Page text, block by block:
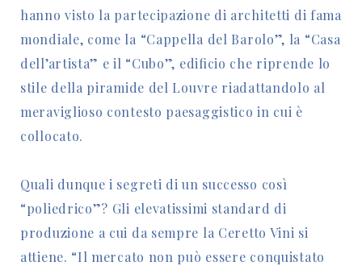
hanno visto la partecipazione di architetti di fama
mondiale, come la “Cappella del Barolo”, la “Casa
dell’artista” e il “Cubo”, edificio che riprende lo
stile della piramide del Louvre riadattandolo al
meraviglioso contesto paesaggistico in cui è
collocato.
Quali dunque i segreti di un successo così
“poliedrico”? Gli elevatissimi standard di
produzione a cui da sempre la Ceretto Vini si
attiene. “Il mercato non può essere conquistato